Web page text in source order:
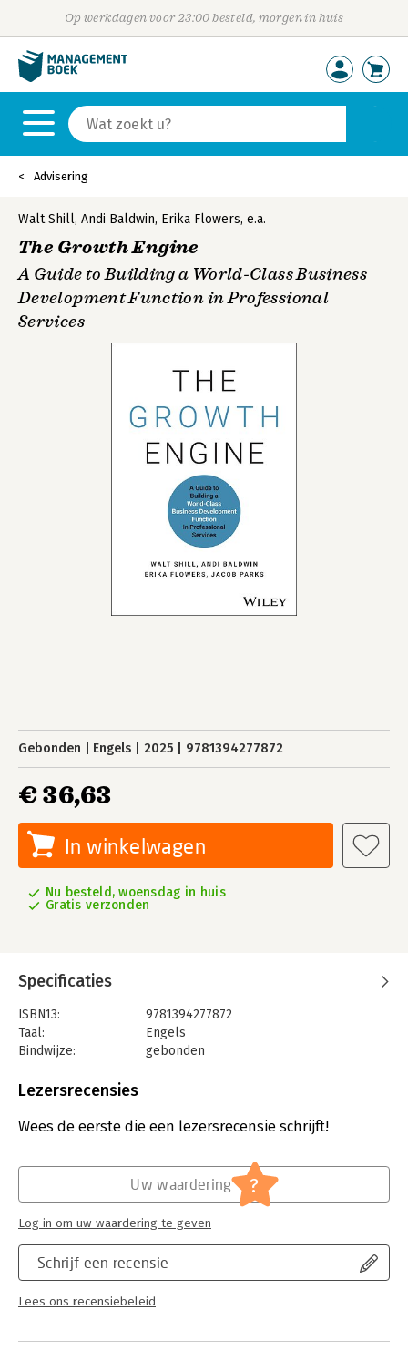
Op werkdagen voor 23:00 besteld, morgen in huis
Advisering
Walt Shill, Andi Baldwin, Erika Flowers, e.a.
The Growth Engine
A Guide to Building a World-Class Business
Development Function in Professional
Services
Gebonden Engels 2025 9781394277872
€ 36,63
In winkelwagen
Nu besteld, woensdag in huis
Gratis verzonden
Specificaties
ISBN13:
9781394277872
Taal:
Engels
Bindwijze:
gebonden
Uitgever:
Lezersrecensies
Wees de eerste die een lezersrecensie schrijft!
Schrijf een recensie
Lees ons recensiebeleid
Uw waardering ?
Log in om uw waardering te geven